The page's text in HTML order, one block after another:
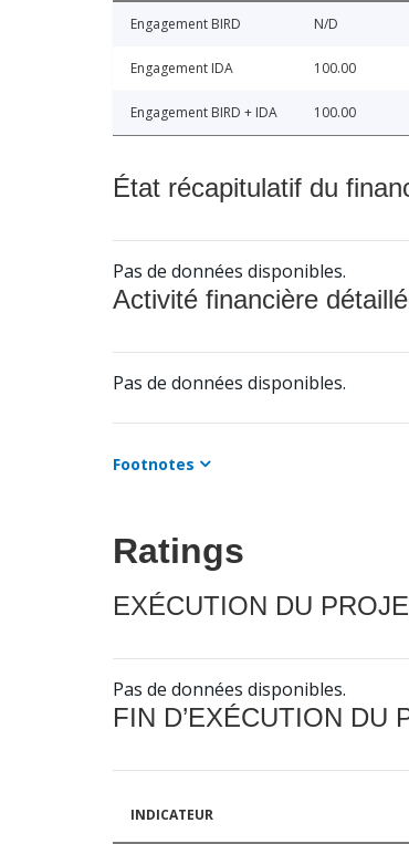
Engagement BIRD N/D
Engagement IDA 100.00
Engagement BIRD + IDA 100.00
État récapitulatif du
Pas de données disponibles.
Activité financière
Pas de données disponibles.
Footnotes
Ratings
EXÉCUTION DU
Pas de données disponibles.
FIN D’EXÉCUTION DU
INDICATEUR